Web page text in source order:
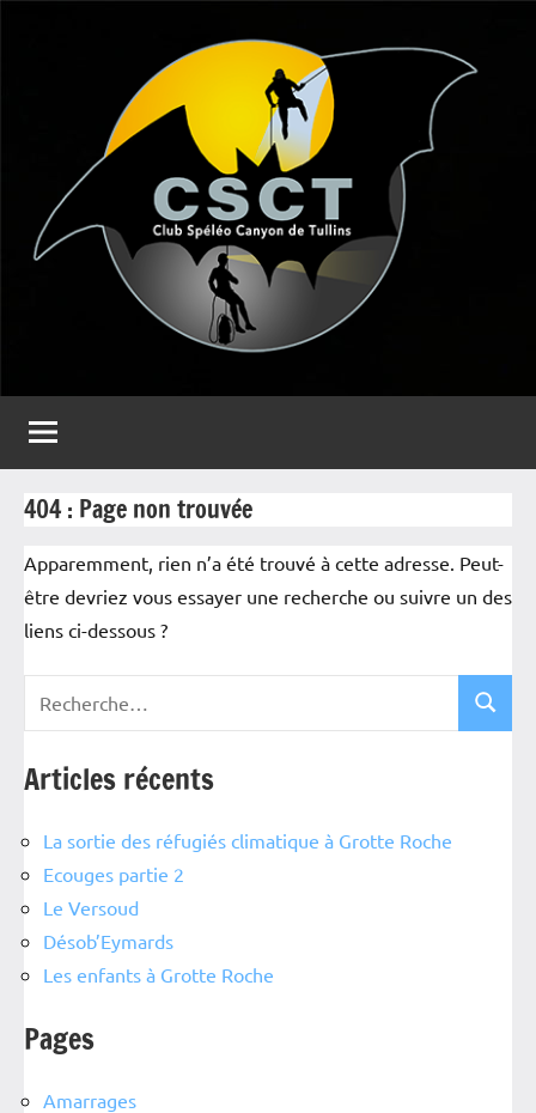
CSCT
Canyon
de
Tullins
404 : Page non trouvée
Apparemment, rien n’a été trouvé à cette adresse. Peut-
être devriez vous essayer une recherche ou suivre un des
liens ci-dessous ?
Articles récents
La sortie des réfugiés climatique à Grotte Roche
Ecouges partie 2
Le Versoud
Désob’Eymards
Les enfants à Grotte Roche
Pages
Amarrages